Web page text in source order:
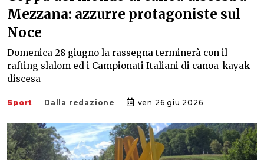
Mezzana: azzurre protagoniste sul
Noce
Domenica 28 giugno la rassegna terminerà con il
rafting slalom ed i Campionati Italiani di canoa-kayak
discesa
Sport Dalla redazione ven 26 giu 2026